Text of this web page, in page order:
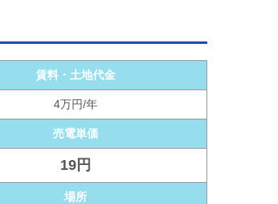
賃料・土地代金
4万円/年
売電単価
19円
場所